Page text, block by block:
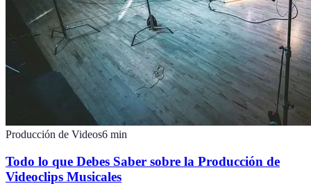
Producción de Videos6 min
Todo lo que Debes Saber sobre la Producción de
Videoclips Musicales